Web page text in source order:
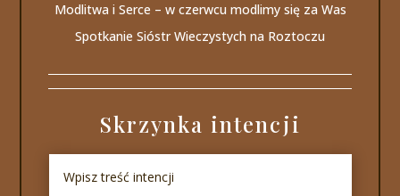
Modlitwa i Serce – w czerwcu modlimy się za Was
Spotkanie Sióstr Wieczystych na Roztoczu
Skrzynka intencji